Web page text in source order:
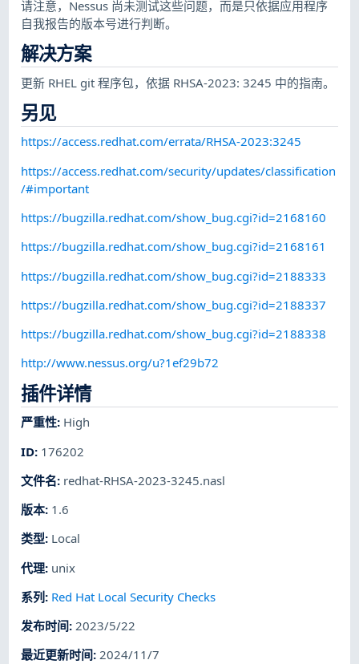
请注意，Nessus 尚未测试这些问题，而是只依据应用程序
自我报告的版本号进行判断。
解决方案
更新 RHEL git 程序包，依据 RHSA-2023: 3245 中的指南。
另见
https://access.redhat.com/errata/RHSA-2023:3245
https://access.redhat.com/security/updates/classification
/#important
https://bugzilla.redhat.com/show_bug.cgi?id=2168160
https://bugzilla.redhat.com/show_bug.cgi?id=2168161
https://bugzilla.redhat.com/show_bug.cgi?id=2188333
https://bugzilla.redhat.com/show_bug.cgi?id=2188337
https://bugzilla.redhat.com/show_bug.cgi?id=2188338
http://www.nessus.org/u?1ef29b72
插件详情
严重性: High
ID: 176202
文件名: redhat-RHSA-2023-3245.nasl
版本: 1.6
类型: Local
代理: unix
系列: Red Hat Local Security Checks
发布时间:2023/5/22
最近更新时间:2024/11/7